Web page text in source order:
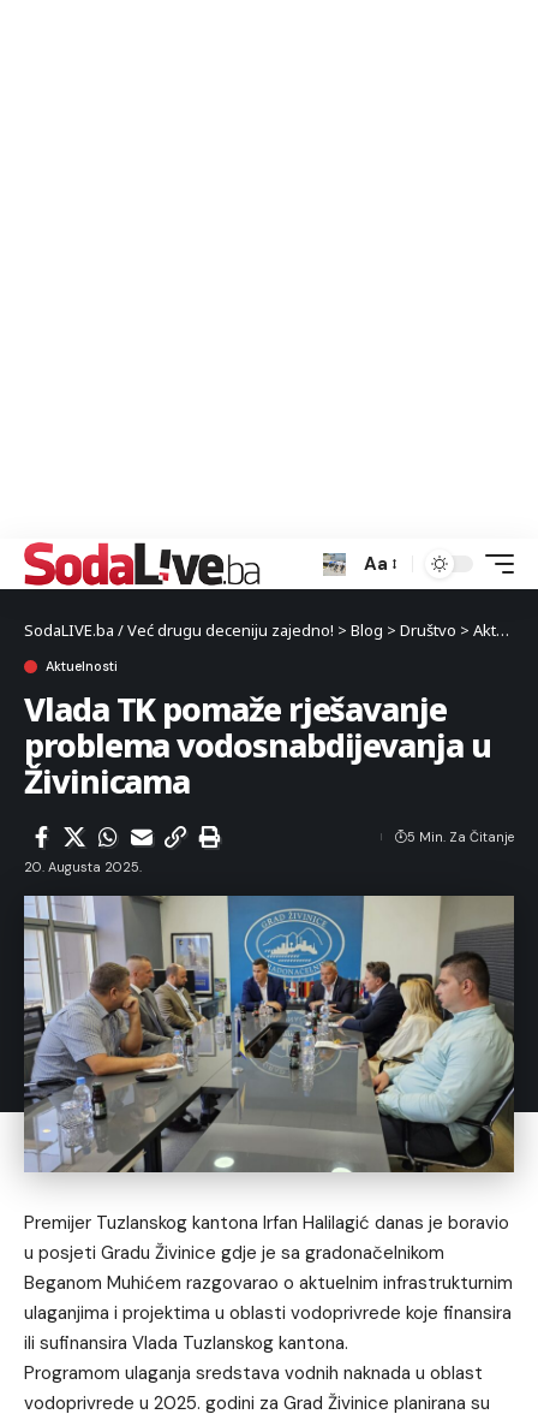
Aa
SodaLIVE.ba / Već drugu deceniju zajedno! > Blog > Društvo > Aktuelnosti
Aktuelnosti
Vlada TK pomaže rješavanje
problema vodosnabdijevanja u
Živinicama
20. Augusta 2025.
5 Min. Za Čitanje
Premijer Tuzlanskog kantona Irfan Halilagić danas je boravio
u posjeti Gradu Živinice gdje je sa gradonačelnikom
Beganom Muhićem razgovarao o aktuelnim infrastrukturnim
ulaganjima i projektima u oblasti vodoprivrede koje finansira
ili sufinansira Vlada Tuzlanskog kantona.
Programom ulaganja sredstava vodnih naknada u oblast
vodoprivrede u 2025. godini za Grad Živinice planirana su